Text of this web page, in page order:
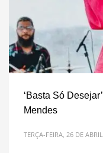
‘Basta Só
Mendes
TERÇA-FEIRA, 26 DE